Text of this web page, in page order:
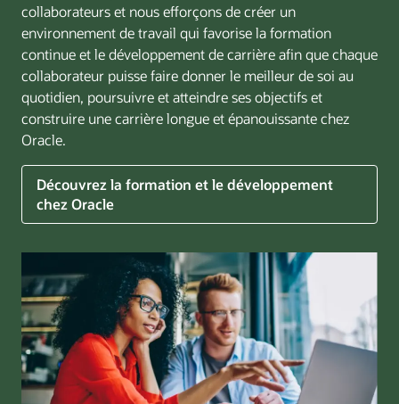
collaborateurs et nous efforçons de créer un
environnement de travail qui favorise la formation
continue et le développement de carrière afin que chaque
collaborateur puisse faire donner le meilleur de soi au
quotidien, poursuivre et atteindre ses objectifs et
construire une carrière longue et épanouissante chez
Oracle.
Découvrez la formation et le développement
chez Oracle